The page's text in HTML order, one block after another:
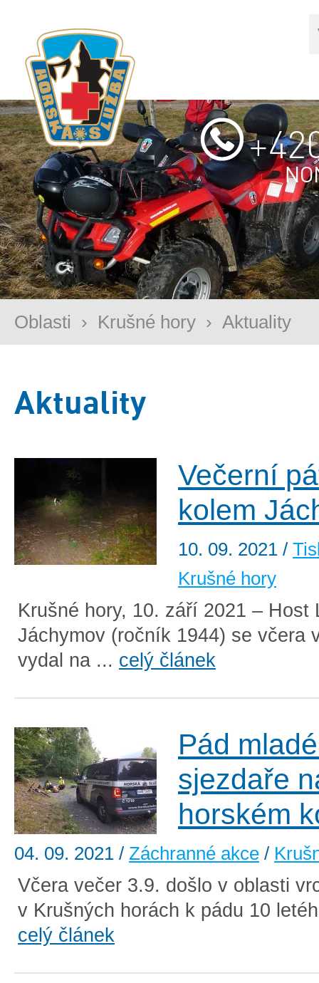
Oblasti › Krušné hory › Aktuality
Aktuality
Večerní
kolem
10. 09. 2021 /
Krušné hory
Krušné hory, 10. září 2021 – Host
Jáchymov (ročník 1944) se včera
vydal na ... celý článek
Pád
sjezdaře
horském
04. 09. 2021 / Záchranné akce /
Včera večer 3.9. došlo v oblasti
v Krušných horách k pádu 10
celý článek